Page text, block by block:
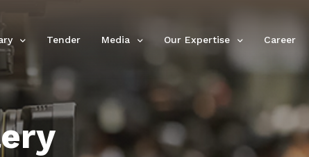
Tender Media Our Expertise Career